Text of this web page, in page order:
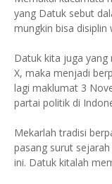
yang Datuk sebut
mungkin bisa
Datuk kita juga yang
X, maka menjadi
lagi maklumat 3
partai politik di
Mekarlah tradisi
pasang surut
ini. Datuk kitalah